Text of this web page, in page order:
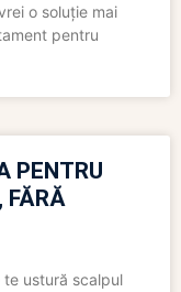
o soluție mai
pentru
PENTRU
FĂRĂ
ustură scalpul